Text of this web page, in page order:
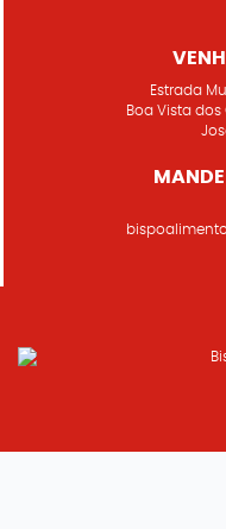
Estrada
Boa Vista dos